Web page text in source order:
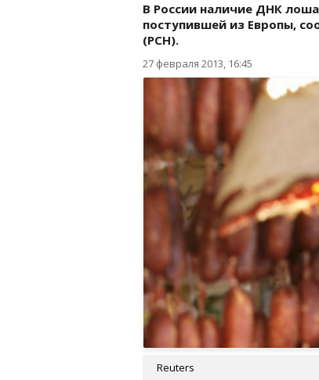
В России наличие ДНК
поступившей из Европы,
(РСН).
27 февраля 2013, 16:45
Reuters